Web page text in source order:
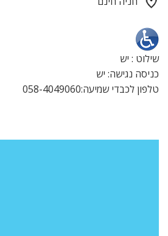
שילוט : יש
כניסה נגישה: יש
טלפון לכבדי שמיעה:058-4049060